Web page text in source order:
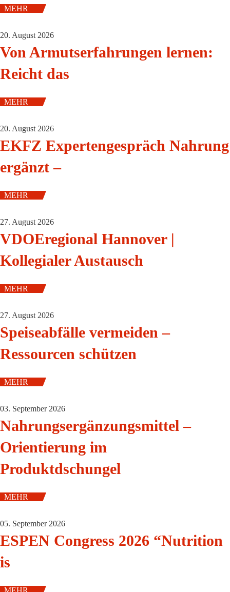
MEHR
20. August 2026
Von Armutserfahrungen lernen:
Reicht das
MEHR
20. August 2026
EKFZ Expertengespräch Nahrung
ergänzt –
MEHR
27. August 2026
VDOEregional Hannover |
Kollegialer Austausch
MEHR
27. August 2026
Speiseabfälle vermeiden –
Ressourcen schützen
MEHR
03. September 2026
Nahrungsergänzungsmittel –
Orientierung im
Produktdschungel
MEHR
05. September 2026
ESPEN Congress 2026 “Nutrition
is
MEHR